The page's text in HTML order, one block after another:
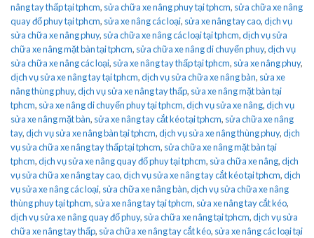
nâng tay thấp tại tphcm, sửa chữa xe nâng phuy tại tphcm, sửa chữa xe nâng
quay đổ phuy tại tphcm, sửa xe nâng các loại, sửa xe nâng tay cao,dịch vụ
sửa chữa xe nâng phuy, sửa chữa xe nâng các loại tại tphcm,dịch vụ sửa
chữa xe nâng mặt bàn tại tphcm, sửa chữa xe nâng di chuyển phuy,dịch vụ
sửa chữa xe nâng các loại, sửa xe nâng tay thấp tại tphcm, sửa xe nâng phuy,
dịch vụ sửa xe nâng tay tại tphcm,dịch vụ sửa chữa xe nâng bàn, sửa xe
nâng thùng phuy,dịch vụ sửa xe nâng tay thấp, sửa xe nâng mặt bàn tại
tphcm, sửa xe nâng di chuyển phuy tại tphcm,dịch vụ sửa xe nâng,dịch vụ
sửa xe nâng mặt bàn, sửa xe nâng tay cắt kéo tại tphcm, sửa chữa xe nâng
tay,dịch vụ sửa xe nâng bàn tại tphcm,dịch vụ sửa xe nâng thùng phuy,dịch
vụ sửa chữa xe nâng tay thấp tại tphcm, sửa chữa xe nâng mặt bàn tại
tphcm,dịch vụ sửa xe nâng quay đổ phuy tại tphcm, sửa chữa xe nâng,dịch
vụ sửa chữa xe nâng tay cao,dịch vụ sửa xe nâng tay cắt kéo tại tphcm,dịch
vụ sửa xe nâng các loại, sửa chữa xe nâng bàn,dịch vụ sửa chữa xe nâng
thùng phuy tại tphcm, sửa xe nâng tay tại tphcm, sửa xe nâng tay cắt kéo,
dịch vụ sửa xe nâng quay đổ phuy, sửa chữa xe nâng tại tphcm,dịch vụ sửa
chữa xe nâng tay thấp, sửa chữa xe nâng tay cắt kéo, sửa xe nâng các loại tại